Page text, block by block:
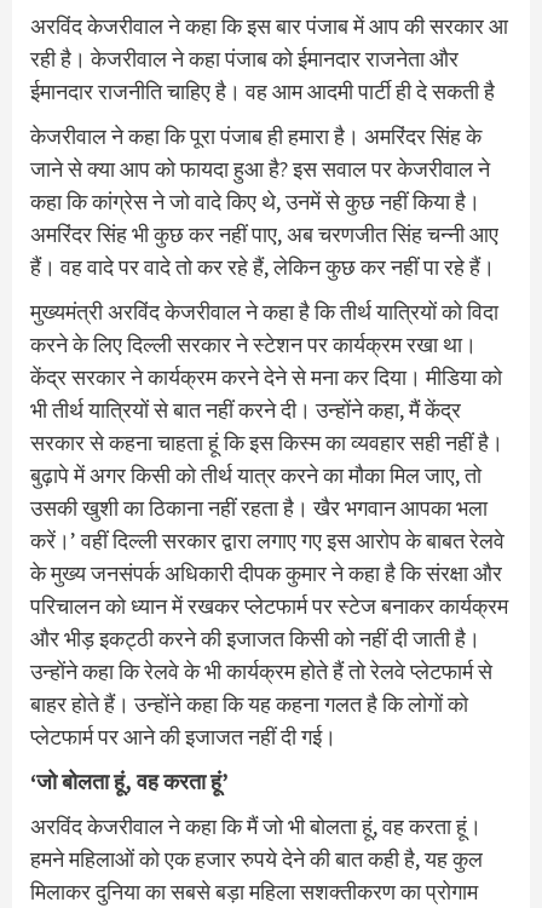
अरविंद केजरीवाल ने कहा कि इस बार पंजाब में आप की सरकार आ
रही है। केजरीवाल ने कहा पंजाब को ईमानदार राजनेता और
ईमानदार राजनीति चाहिए है। वह आम आदमी पार्टी ही दे सकती है
केजरीवाल ने कहा कि पूरा पंजाब ही हमारा है। अमरिंदर सिंह के
जाने से क्या आप को फायदा हुआ है? इस सवाल पर केजरीवाल ने
कहा कि कांग्रेस ने जो वादे किए थे, उनमें से कुछ नहीं किया है।
अमरिंदर सिंह भी कुछ कर नहीं पाए, अब चरणजीत सिंह चन्नी आए
हैं। वह वादे पर वादे तो कर रहे हैं, लेकिन कुछ कर नहीं पा रहे हैं।
मुख्यमंत्री अरविंद केजरीवाल ने कहा है कि तीर्थ यात्रियों को विदा
करने के लिए दिल्ली सरकार ने स्टेशन पर कार्यक्रम रखा था।
केंद्र सरकार ने कार्यक्रम करने देने से मना कर दिया। मीडिया को
भी तीर्थ यात्रियों से बात नहीं करने दी। उन्होंने कहा, मैं केंद्र
सरकार से कहना चाहता हूं कि इस किस्म का व्यवहार सही नहीं है।
बुढ़ापे में अगर किसी को तीर्थ यात्र करने का मौका मिल जाए, तो
उसकी खुशी का ठिकाना नहीं रहता है। खैर भगवान आपका भला
करें।’ वहीं दिल्ली सरकार द्वारा लगाए गए इस आरोप के बाबत रेलवे
के मुख्य जनसंपर्क अधिकारी दीपक कुमार ने कहा है कि संरक्षा और
परिचालन को ध्यान में रखकर प्लेटफार्म पर स्टेज बनाकर कार्यक्रम
और भीड़ इकट्ठी करने की इजाजत किसी को नहीं दी जाती है।
उन्होंने कहा कि रेलवे के भी कार्यक्रम होते हैं तो रेलवे प्लेटफार्म से
बाहर होते हैं। उन्होंने कहा कि यह कहना गलत है कि लोगों को
प्लेटफार्म पर आने की इजाजत नहीं दी गई।
‘जो बोलता हूं, वह करता हूं’
अरविंद केजरीवाल ने कहा कि मैं जो भी बोलता हूं, वह करता हूं।
हमने महिलाओं को एक हजार रुपये देने की बात कही है, यह कुल
मिलाकर दुनिया का सबसे बड़ा महिला सशक्तीकरण का प्रोगाम